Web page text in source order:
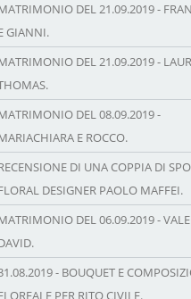
DEL 21.09.2019 -
GIANNI.
DEL 21.09.2019 -
DEL 08.09.2019 -
E ROCCO.
DI UNA COPPIA DI
DESIGNER PAOLO MAFFEI.
DEL 06.09.2019 -
- BOUQUET E
PER RITO CIVILE.